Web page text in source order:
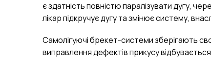
є здатність повністю паралізувати дугу,
лікар підкручує дугу та змінює систему,
Самолігуючі брекет-системи зберігають
виправлення дефектів прикусу